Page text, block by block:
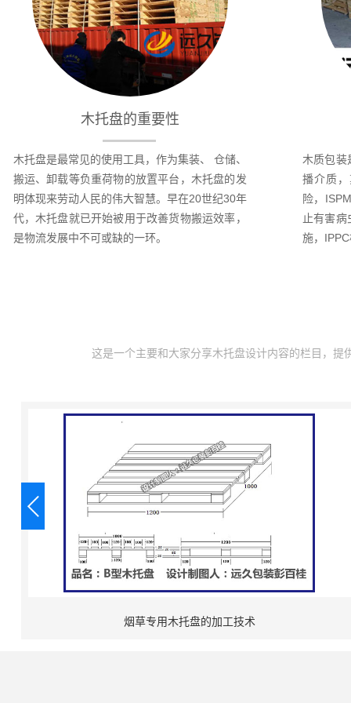
木托盘的重要性
木托盘是最常见的使用工具，作为集装、 仓储、
搬运、卸载等负重荷物的放置平台，木托盘的发
明体现来劳动人民的伟大智慧。早在20世纪30年
代，木托盘就已开始被用于改善货物搬运效率，
是物流发展中不可或缺的一环。
木质包装
播介质
险，
止有害
施，
这是一个主要和大家分享木托盘设计内容的栏目，
烟草专用木托盘的加工技术